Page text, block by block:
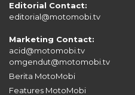
Editorial Contact:
editorial@motomobi.tv
Marketing Contact:
acid@motomobi.tv
omgendut@motomobi.tv
Berita MotoMobi
Features MotoMobi